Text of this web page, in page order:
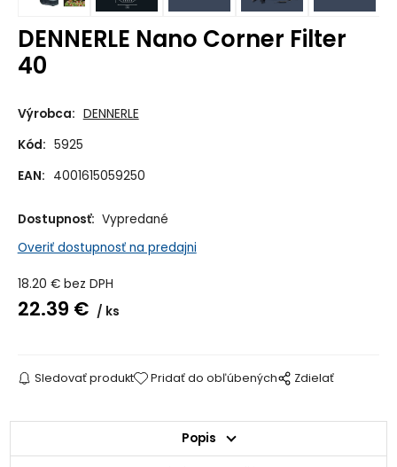
DENNERLE Nano Corner Filter
40
Výrobca: DENNERLE
Kód: 5925
EAN: 4001615059250
Dostupnosť: Vypredané
Overiť dostupnosť na predajni
18.20 € bez DPH
22.39 € ks
Sledovať produkt Pridať do obľúbených Zdielať
Popis